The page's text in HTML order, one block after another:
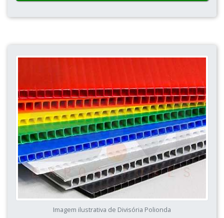
Imagem ilustrativa de Divisória Polionda